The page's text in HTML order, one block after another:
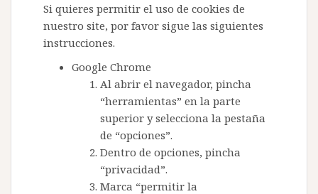
Si quieres permitir el uso de cookies de
nuestro site, por favor sigue las siguientes
instrucciones.
Google Chrome
Al abrir el navegador, pincha
“herramientas” en la parte
superior y selecciona la pestaña
de “opciones”.
Dentro de opciones, pincha
“privacidad”.
Marca “permitir la